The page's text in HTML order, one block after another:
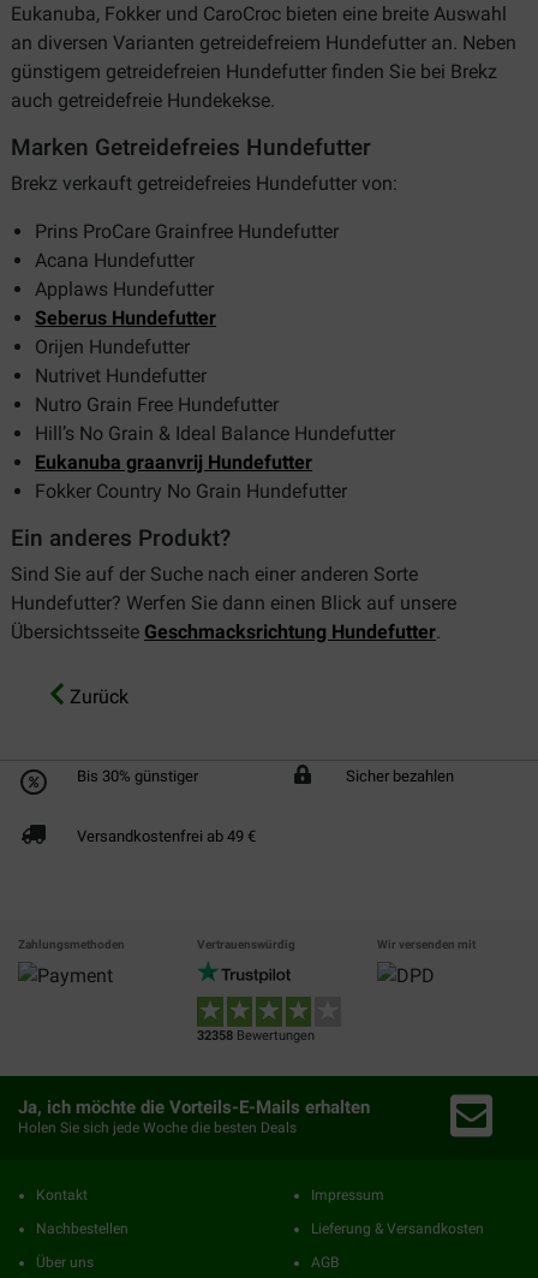
Eukanuba, Fokker und CaroCroc bieten eine breite Auswahl
an diversen Varianten getreidefreiem Hundefutter an. Neben
günstigem getreidefreien Hundefutter finden Sie bei Brekz
auch getreidefreie Hundekekse.
Marken Getreidefreies Hundefutter
Brekz verkauft getreidefreies Hundefutter von:
Prins ProCare Grainfree Hundefutter
Acana Hundefutter
Applaws Hundefutter
Seberus Hundefutter
Orijen Hundefutter
Nutrivet Hundefutter
Nutro Grain Free Hundefutter
Hill’s No Grain & Ideal Balance Hundefutter
Eukanuba graanvrij Hundefutter
Fokker Country No Grain Hundefutter
Ein anderes Produkt?
Sind Sie auf der Suche nach einer anderen Sorte
Hundefutter? Werfen Sie dann einen Blick auf unsere
Übersichtsseite Geschmacksrichtung Hundefutter.
Zurück
Bis 30% günstiger Sicher bezahlen
Versandkostenfrei ab 49 €
Zahlungsmethoden Vertrauenswürdig
32358 Bewertungen
Wir versenden mit
Ja, ich möchte die Vorteils-E-Mails erhalten
Holen Sie sich jede Woche die besten Deals
Kontakt
Nachbestellen
Über uns
Impressum
Lieferung & Versandkosten
AGB